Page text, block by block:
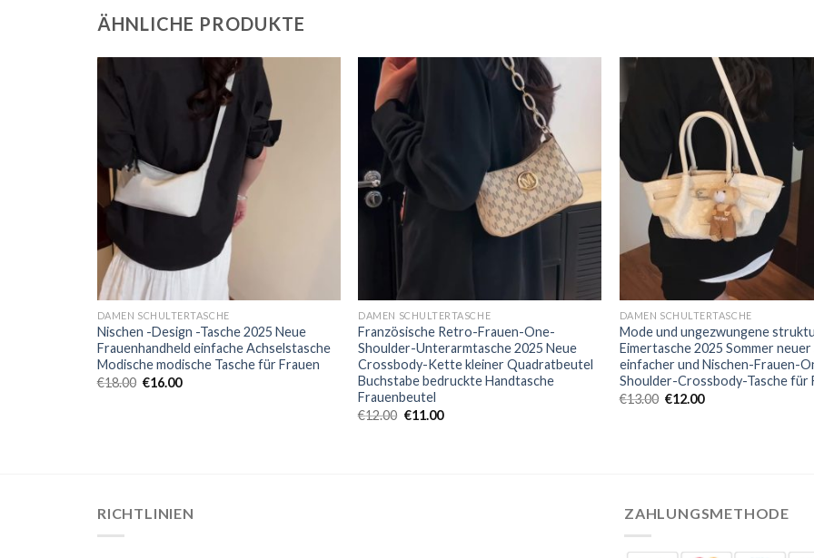
ÄHNLICHE PRODUKTE
DAMEN SCHULTERTASCHE
Nischen -Design -Tasche 2025 Neue
Frauenhandheld einfache Achselstasche
Modische modische Tasche für Frauen
€18.00 €16.00
DAMEN SCHULTERTASCHE
Französische Retro-Frauen-One-
Shoulder-Unterarmtasche 2025 Neue
Crossbody-Kette kleiner Quadratbeutel
Buchstabe bedruckte Handtasche
Frauenbeutel
€12.00 €11.00
DAMEN SCHULTERTASCHE
Mode und ungezwungene
Eimertasche 2025 Sommer neuer
einfacher und Nischen-Frauen-
Shoulder-Crossbody-Tasche für
€13.00 €12.00
RICHTLINIEN ZAHLUNGSMETHODE